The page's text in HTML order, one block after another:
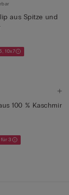
aus Spitze und
10x7
100 % Kaschmir
3